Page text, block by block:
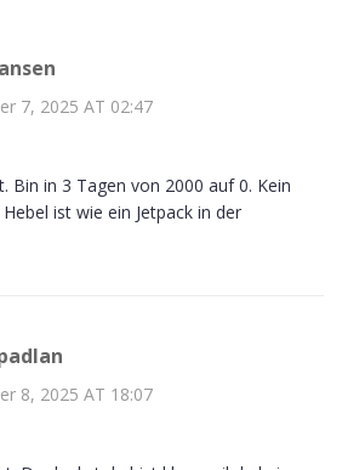
7, 2025 AT 02:47
Bin in 3 Tagen von 2000 auf 0. Kein
ist wie ein Jetpack in der
8, 2025 AT 18:07